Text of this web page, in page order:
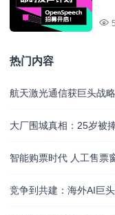
热门内容
航天激光通信获巨头战
大厂围城真相：25岁被
智能购票时代 人工售票
竞争到共建：海外AI巨